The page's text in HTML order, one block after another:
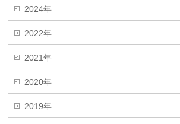
2024年
2022年
2021年
2020年
2019年